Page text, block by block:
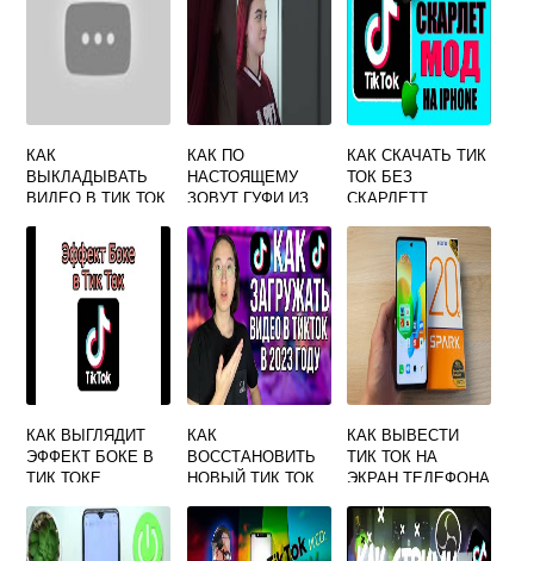
КАК
ВЫКЛАДЫВАТЬ
ВИДЕО В ТИК ТОК
КАК ПО
НАСТОЯЩЕМУ
ЗОВУТ ГУФИ ИЗ
КАК СКАЧАТЬ ТИК
ТОК БЕЗ
СКАРЛЕТТ
КАК ВЫГЛЯДИТ
ЭФФЕКТ БОКЕ В
ТИК ТОКЕ
КАК
ВОССТАНОВИТЬ
НОВЫЙ ТИК ТОК
КАК ВЫВЕСТИ
ТИК ТОК НА
ЭКРАН ТЕЛЕФОНА